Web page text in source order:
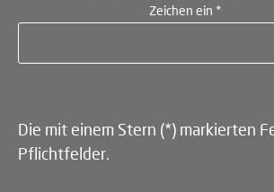
Zeichen ein *
Die mit einem Stern (*) markierten
Pflichtfelder.